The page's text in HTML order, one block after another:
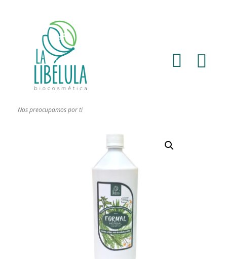
Nos preocupamos por ti